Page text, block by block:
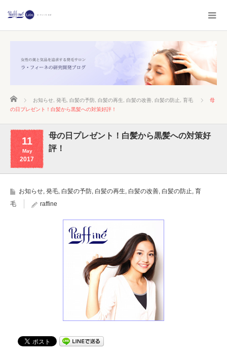
ホーム お知らせ 発毛 白髪の予防 白髪の再生 白髪の改善 白髪の防止 育毛
母
の日プレゼント！白髪から黒髪への対策好評！
11
May
2017
母の日プレゼント！白髪から黒髪への対策好
評！
お知らせ 発毛 白髪の予防 白髪の再生 白髪の改善 白髪の防止 育
毛
raffine